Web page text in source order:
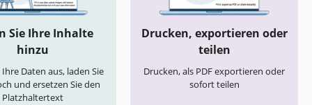
Sie Ihre Inhalte
hinzu
Ihre Daten aus, laden Sie
und ersetzen Sie den
Platzhaltertext
Drucken, exportieren oder
teilen
Drucken, als PDF exportieren oder
sofort teilen